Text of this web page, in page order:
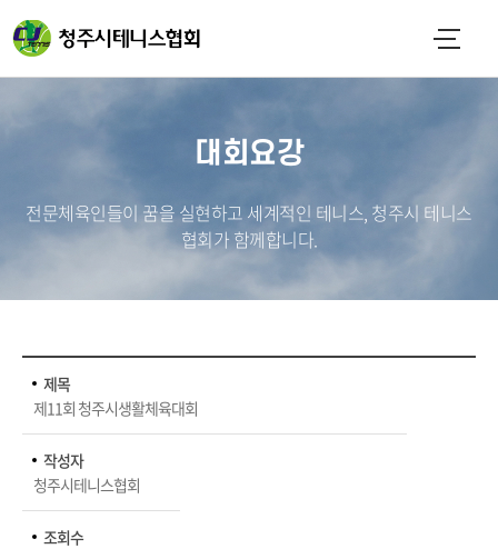
대회요강
전문체육인들이 꿈을 실현하고 세계적인 테니스, 청주시 테니스
협회가 함께합니다.
제목
제11회 청주시생활체육대회
작성자
청주시테니스협회
조회수